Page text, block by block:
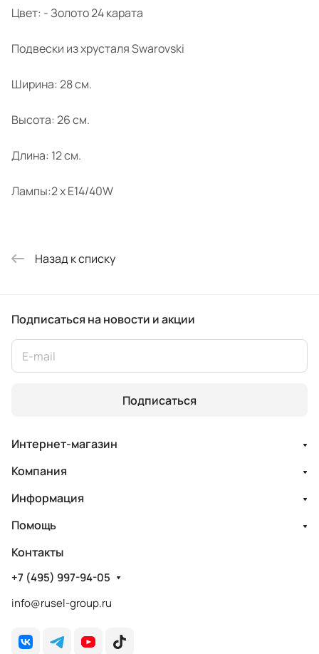
Цвет: - Золото 24 карата
Подвески из хрусталя Swarovski
Ширина: 28 см.
Высота: 26 см.
Длина: 12 см.
Лампы:2 x E14/40W
Назад к списку
Подписаться на новости и акции
Подписаться
Интернет-магазин
Компания
Информация
Помощь
Контакты
+7 (495) 997-94-05
info@rusel-group.ru